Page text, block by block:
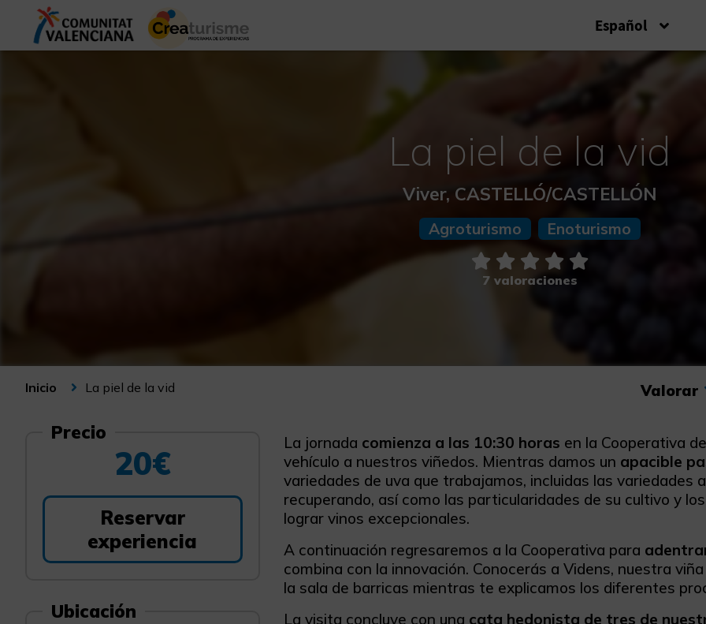
Español
La piel de la vid
Viver, CASTELLÓ/CASTELLÓN
Agroturismo Enoturismo
7 valoraciones
Valorar
Inicio La piel de la vid
Precio
20€
Reservar
experiencia
Ubicación
La jornada comienza a las 10:30 horas en la Cooperativa
vehículo a nuestros viñedos. Mientras damos un apacible
variedades de uva que trabajamos, incluidas las
recuperando, así como las particularidades de su cultivo y
lograr vinos excepcionales.
A continuación regresaremos a la Cooperativa para
combina con la innovación. Conocerás a Videns, nuestra
la sala de barricas mientras te explicamos los diferentes
La visita concluye con una cata hedonista de tres de